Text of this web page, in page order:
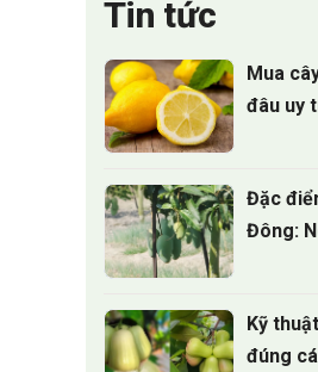
Tin tức
Mua
đâu uy
Đặc
Đông:
Kỹ
đúng